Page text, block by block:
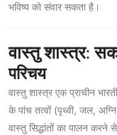
भविष्य को संवार सकता है।
वास्तु शास्त्र:
परिचय
वास्तु शास्त्र एक प्राचीन
के पांच तत्वों (पृथ्वी, जल,
वास्तु सिद्धांतों का पालन करने